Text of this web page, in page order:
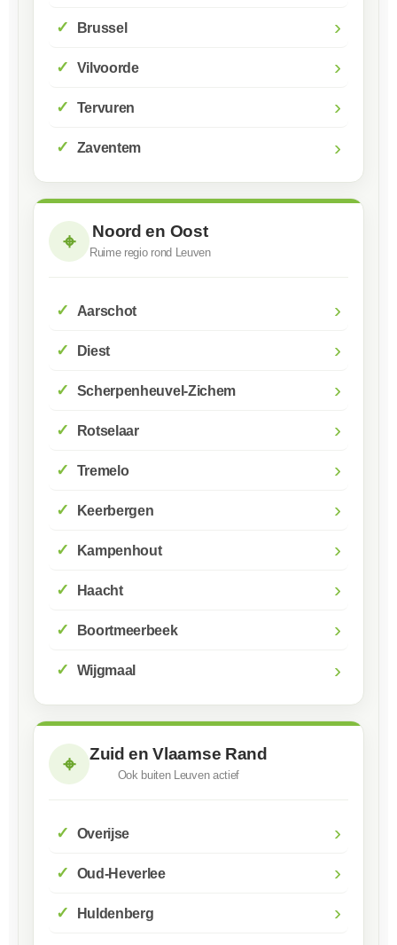
Brussel ›
Vilvoorde ›
Tervuren ›
Zaventem ›
⌖ Noord en Oost
Ruime regio rond Leuven
Aarschot ›
Diest ›
Scherpenheuvel-Zichem ›
Rotselaar ›
Tremelo ›
Keerbergen ›
Kampenhout ›
Haacht ›
Boortmeerbeek ›
Wijgmaal ›
⌖ Zuid en Vlaamse Rand
Ook buiten Leuven actief
Overijse ›
Oud-Heverlee ›
Huldenberg
›